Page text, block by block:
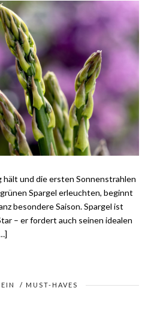
hält und die ersten Sonnenstrahlen
Spargel erleuchten, beginnt
besondere Saison. Spargel ist
– er fordert auch seinen idealen
/ MUST-HAVES